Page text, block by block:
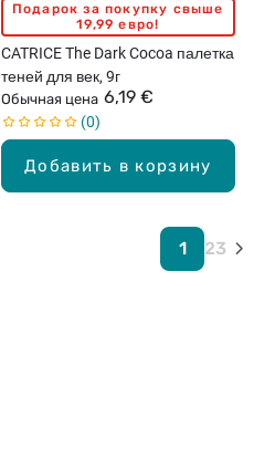
Добавить в корзину
Подарок за покупку свыше
19,99 евро!
CATRICE The Dark Cocoa палетка
теней для век, 9г
Обычная цена 6,19 €
0
1 23